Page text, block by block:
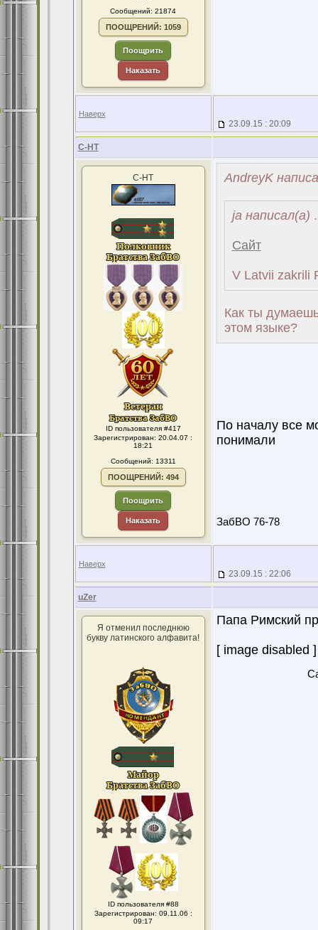
Сообщений: 21874
ПООЩРЕНИЙ: 1059
Поощрить
Наказать
Наверх
23.09.15 : 20:09
С-НТ
С-НТ
ID пользователя #417
Зарегистрирован: 20.04.07 :
18:21
Сообщений: 13311
ПООЩРЕНИЙ: 494
Поощрить
Наказать
AndreyK
ja написал(а)
Сайт
V Latvii zakrili
Как ты
этом языке?
По началу все
понимали
ЗабВО 76-78
Наверх
23.09.15 : 22:06
uZer
Я отменил последнюю
букву латинского алфавита!
ID пользователя #88
Зарегистрирован: 09.11.06 :
09:17
Папа Римский
[ image disabled ]